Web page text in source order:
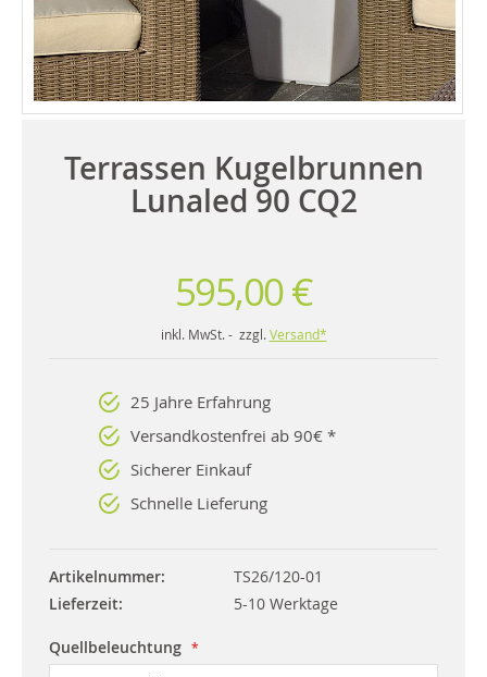
Terrassen Kugelbrunnen
Lunaled 90 CQ2
595,00 €
inkl. MwSt. - zzgl. Versand*
25 Jahre Erfahrung
Versandkostenfrei ab 90€ *
Sicherer Einkauf
Schnelle Lieferung
Artikelnummer
TS26/120-01
Lieferzeit
5-10 Werktage
Quellbeleuchtung